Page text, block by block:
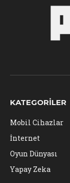
KATEGORILER
Mobil Cihazlar
İnternet
Oyun Dünyası
Yapay Zeka